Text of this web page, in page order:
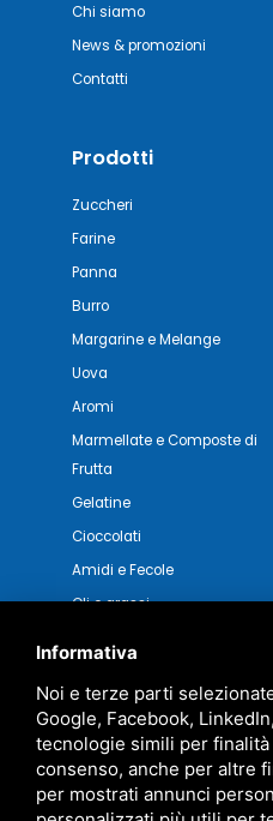
Chi siamo
News & promozioni
Contatti
Prodotti
Zuccheri
Farine
Panna
Burro
Margarine e Melange
Uova
Aromi
Marmellate e Composte di
Frutta
Gelatine
Cioccolati
Amidi e Fecole
Oli e grassi
Informativa
Noi e terze parti
Google, Facebook,
tecnologie simili per
consenso, anche per altre
per mostrati annunci